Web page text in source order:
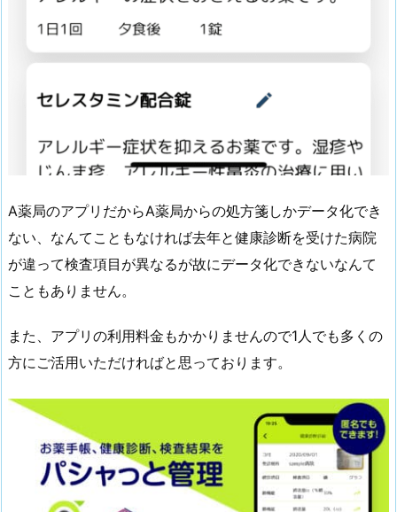
A薬局のアプリだからA薬局からの処方箋しかデータ化でき
ない、なんてこともなければ去年と健康診断を受けた病院
が違って検査項目が異なるが故にデータ化できないなんて
こともありません。
また、アプリの利用料金もかかりませんので1人でも多くの
方にご活用いただければと思っております。